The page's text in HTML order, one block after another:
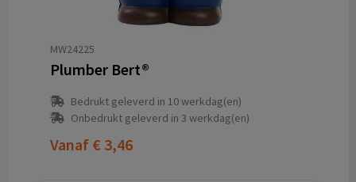
MW24225
Plumber Bert®
Bedrukt geleverd in 10 werkdag(en)
Onbedrukt geleverd in 3 werkdag(en)
Vanaf € 3,46